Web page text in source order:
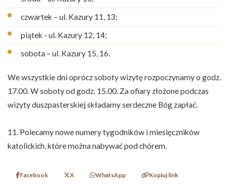
czwartek – ul. Kazury 11, 13;
piątek - ul. Kazury 12, 14;
sobota – ul. Kazury 15, 16.
We wszystkie dni oprócz soboty wizytę rozpoczynamy o godz.
17.00. W soboty od godz. 15.00. Za ofiary złożone podczas
wizyty duszpasterskiej składamy serdeczne Bóg zapłać.
11. Polecamy nowe numery tygodników i miesięczników
katolickich, które można nabywać pod chórem.
Facebook X WhatsApp Kopiuj link